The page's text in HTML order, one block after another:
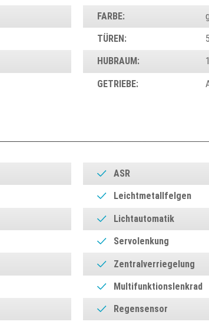
FARBE:
TÜREN:
HUBRAUM:
GETRIEBE:
ASR
Leichtmetallfelgen
Lichtautomatik
Servolenkung
Zentralverriegelung
Multifunktionslenkrad
Regensensor